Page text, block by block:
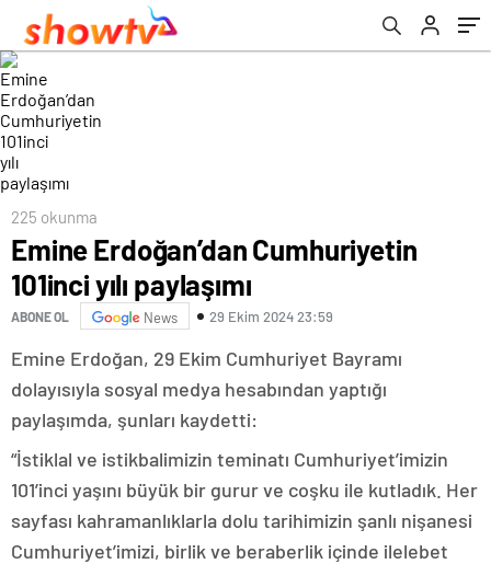
225 okunma
Emine Erdoğan’dan Cumhuriyetin
101inci yılı paylaşımı
ABONE OL News 29 Ekim 2024 23:59
Emine Erdoğan, 29 Ekim Cumhuriyet Bayramı
dolayısıyla sosyal medya hesabından yaptığı
paylaşımda, şunları kaydetti:
“İstiklal ve istikbalimizin teminatı Cumhuriyet’imizin
101’inci yaşını büyük bir gurur ve coşku ile kutladık. Her
sayfası kahramanlıklarla dolu tarihimizin şanlı nişanesi
Cumhuriyet’imizi, birlik ve beraberlik içinde ilelebet